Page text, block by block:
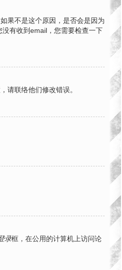
果不是这个原因，是否会是因为
有收到email，您需要检查一下
请联络他们修改错误。
录框，在公用的计算机上访问论